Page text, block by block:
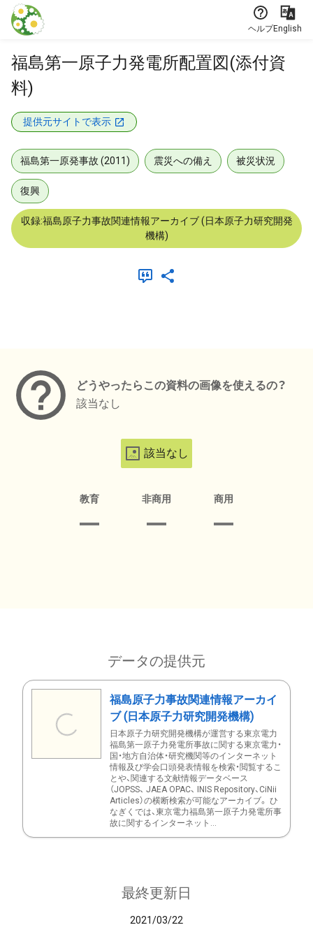
本文に飛ぶ
ヘルプEnglish
福島第一原子力発電所配置図(添付資
料)
提供元サイトで表示
福島第一原発事故 (2011) 震災への備え 被災状況
復興
収録:福島原子力事故関連情報アーカイブ (日本原子力研究開発
機構)
どうやったらこの資料の画像を使えるの？
該当なし
該当なし
教育 非商用 商用
データの提供元
福島原子力事故関連情報アーカイ
ブ (日本原子力研究開発機構)
日本原子力研究開発機構が運営する東京電力
福島第一原子力発電所事故に関する東京電力・
国・地方自治体・研究機関等のインターネット
情報及び学会口頭発表情報を検索・閲覧するこ
とや、関連する文献情報データベース
（JOPSS、 JAEA OPAC、 INIS Repository、CiNii
Articles）の横断検索が可能なアーカイブ。 ひ
なぎくでは、東京電力福島第一原子力発電所事
故に関するインターネット...
最終更新日
2021/03/22